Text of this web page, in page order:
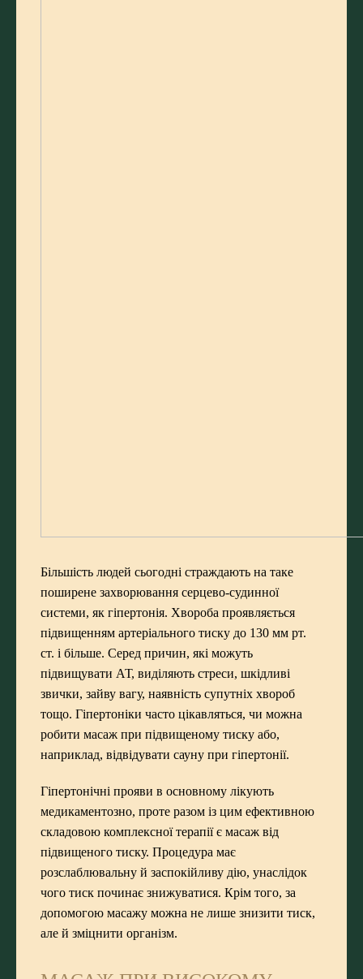
Більшість людей сьогодні страждають на таке
поширене захворювання серцево-судинної
системи, як гіпертонія. Хвороба проявляється
підвищенням артеріального тиску до 130 мм рт.
ст. і більше. Серед причин, які можуть
підвищувати АТ, виділяють стреси, шкідливі
звички, зайву вагу, наявність супутніх хвороб
тощо. Гіпертоніки часто цікавляться, чи можна
робити масаж при підвищеному тиску або,
наприклад, відвідувати сауну при гіпертонії.
Гіпертонічні прояви в основному лікують
медикаментозно, проте разом із цим ефективною
складовою комплексної терапії є масаж від
підвищеного тиску. Процедура має
розслаблювальну й заспокійливу дію, унаслідок
чого тиск починає знижуватися. Крім того, за
допомогою масажу можна не лише знизити тиск,
але й зміцнити організм.